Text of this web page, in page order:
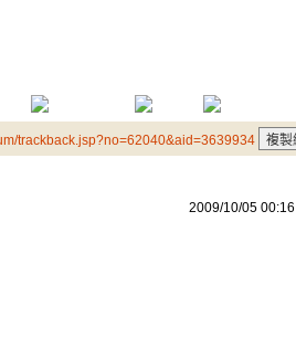
trackback.jsp?no=62040&aid=3639934
2009/10/05 00:16